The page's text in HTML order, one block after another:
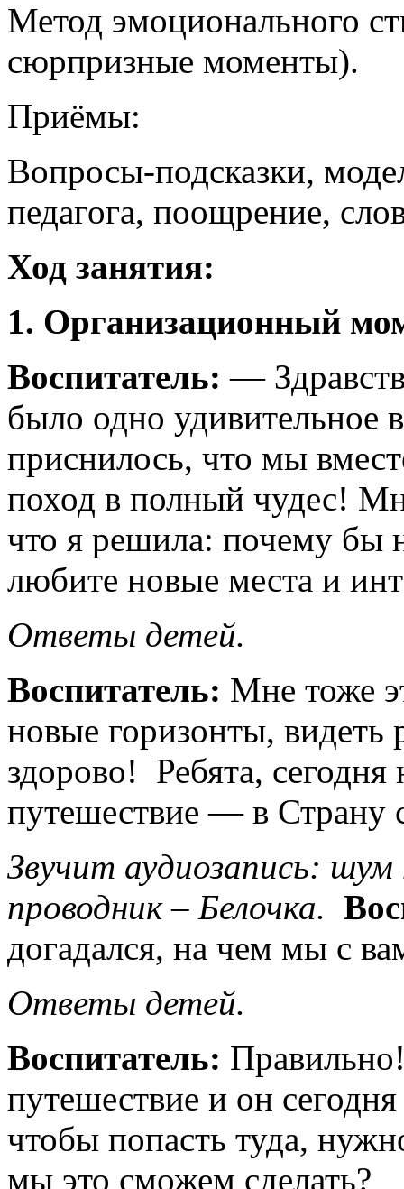
Метод эмоционального
сюрпризные моменты).
Приёмы:
Вопросы-подсказки,
педагога, поощрение,
Ход занятия:
1. Организационный
Воспитатель: —
было одно удивительное
приснилось, что мы
поход в полный чудес!
что я решила: почему бы
любите новые места и
Ответы детей.
Воспитатель: Мне тоже
новые горизонты, видеть
здорово! Ребята,
путешествие — в Страну
Звучит аудиозапись:
проводник – Белочка.
догадался, на чем мы с
Ответы детей.
Воспитатель:
путешествие и он
чтобы попасть туда,
мы это сможем сделать?